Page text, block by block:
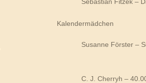
Kalendermädchen
Susanne Förster –
C. J. Cherryh –